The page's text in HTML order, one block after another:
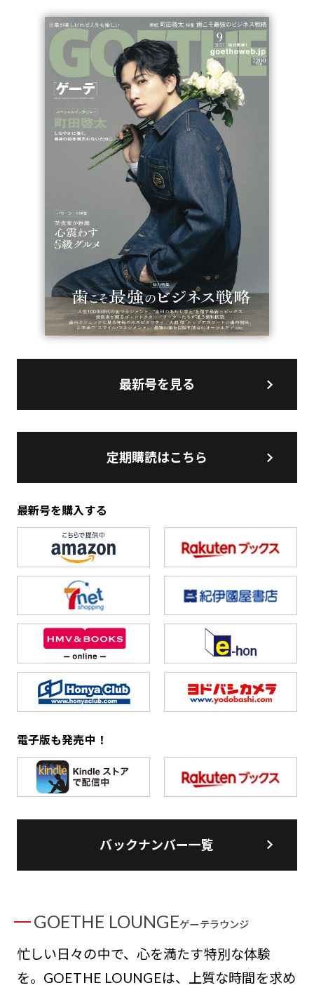
最新号を見る
定期購読はこちら
最新号を購入する
電子版も発売中！
バックナンバー一覧
GOETHE LOUNGEゲーテラウンジ
忙しい日々の中で、心を満たす特別な体験
を。GOETHE LOUNGEは、上質な時間を求め